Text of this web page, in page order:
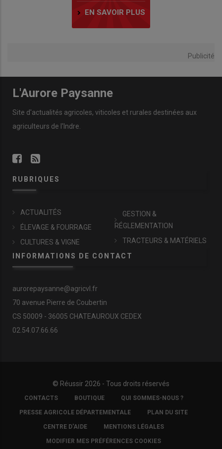
EN SAVOIR PLUS
Publicité
L'Aurore Paysanne
Site d'actualités agricoles, viticoles et rurales destinées aux
agriculteurs de l'Indre.
RUBRIQUES
ACTUALITÉS
ÉLEVAGE & FOURRAGE
CULTURES & VIGNE
GESTION &
RÉGLEMENTATION
TRACTEURS & MATÉRIELS
INFORMATIONS DE CONTACT
aurorepaysanne@agricvl.fr
70 avenue Pierre de Coubertin
CS 50009 - 36005 CHATEAUROUX CEDEX
02.54.07.66.66
© Réussir 2026 - Tous droits réservés
FOOTER
COPYRIGHT
CONTACTS BOUTIQUE QUI SOMMES-NOUS ?
PRESSE AGRICOLE DÉPARTEMENTALE PLAN DU SITE
CENTRE D'AIDE MENTIONS LÉGALES
MODIFIER MES PRÉFÉRENCES COOKIES